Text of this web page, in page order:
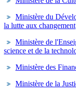
Ministère du
la lutte aux changement
Ministère de
science et de la
Ministère des
Ministère de la